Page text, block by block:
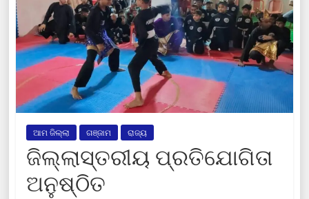
ଆମ ଜିଲ୍ଲା ଗଞ୍ଜାମ ରାଜ୍ୟ
ଜିଲ୍ଲାସ୍ତରୀୟ ପ୍ରତିଯୋଗିତା
ଅନୁଷ୍ଠିତ